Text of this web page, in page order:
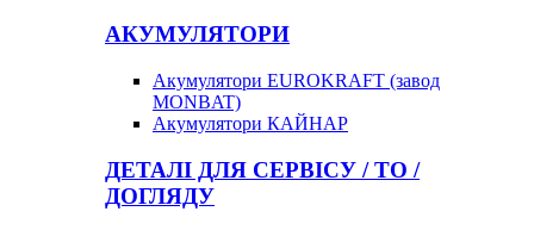
АКУМУЛЯТОРИ
Акумулятори EUROKRAFT (завод
MONBAT)
Акумулятори КАЙНАР
ДЕТАЛІ ДЛЯ СЕРВІСУ / ТО /
ДОГЛЯДУ